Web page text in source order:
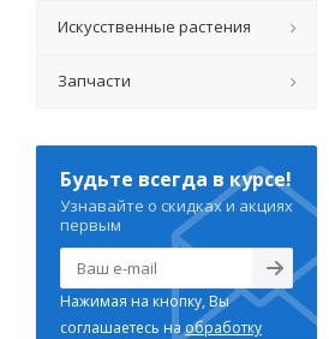
Искусственные растения
Запчасти
Будьте всегда в курсе!
Узнавайте о скидках и акциях
первым
Нажимая на кнопку, Вы
соглашаетесь наобработку